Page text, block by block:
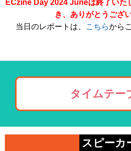
ECzine Day 2024 Juneは終了いた
き、ありがとうござ
当日のレポートは、
こちらから
タイムテー
スピーカ